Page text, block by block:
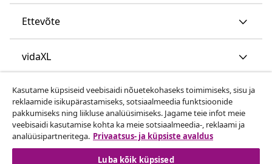
Ettevõte
vidaXL
Vaata rohkem
Kasutame küpsiseid veebisaidi nõuetekohaseks toimimiseks, sisu ja
reklaamide isikupärastamiseks, sotsiaalmeedia funktsioonide
pakkumiseks ning liikluse analüüsimiseks. Jagame teie infot meie
veebisaidi kasutamise kohta ka meie sotsiaalmeedia-, reklaami ja
analüüsipartneritega. Privaatsus- ja küpsiste avaldus
Luba kõik küpsised